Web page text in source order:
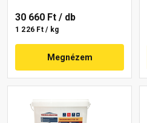
30 660 Ft / db
1 226 Ft / kg
Megnézem